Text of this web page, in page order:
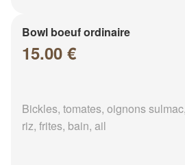
Bowl boeuf ordinaire
15.00 €
Bickles, tomates, oignons
riz, frites, bain, ail